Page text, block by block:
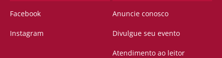
Facebook
Instagram
Anuncie conosco
Divulgue seu evento
Atendimento ao leitor